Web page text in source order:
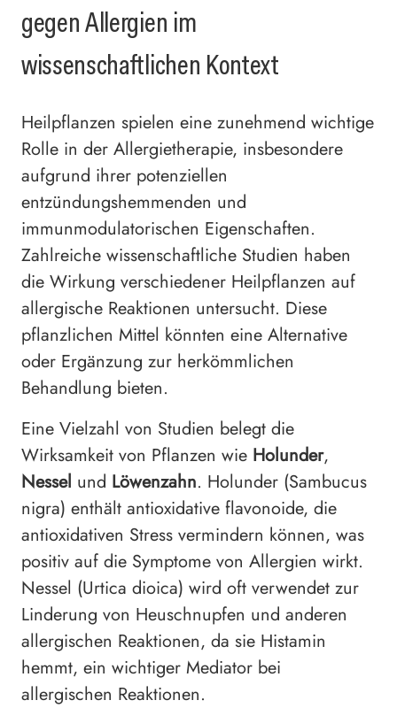
gegen Allergien im
wissenschaftlichen Kontext
Heilpflanzen spielen eine zunehmend wichtige
Rolle in der Allergietherapie, insbesondere
aufgrund ihrer potenziellen
entzündungshemmenden und
immunmodulatorischen Eigenschaften.
Zahlreiche wissenschaftliche Studien haben
die Wirkung verschiedener Heilpflanzen auf
allergische Reaktionen untersucht. Diese
pflanzlichen Mittel könnten eine Alternative
oder Ergänzung zur herkömmlichen
Behandlung bieten.
Eine Vielzahl von Studien belegt die
Wirksamkeit von Pflanzen wie Holunder,
Nessel und Löwenzahn. Holunder (Sambucus
nigra) enthält antioxidative flavonoide, die
antioxidativen Stress vermindern können, was
positiv auf die Symptome von Allergien wirkt.
Nessel (Urtica dioica) wird oft verwendet zur
Linderung von Heuschnupfen und anderen
allergischen Reaktionen, da sie Histamin
hemmt, ein wichtiger Mediator bei
allergischen Reaktionen.